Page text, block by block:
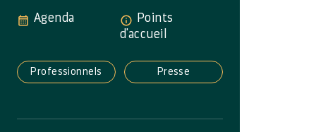
Agenda
Points
d'accueil
Professionnels Presse